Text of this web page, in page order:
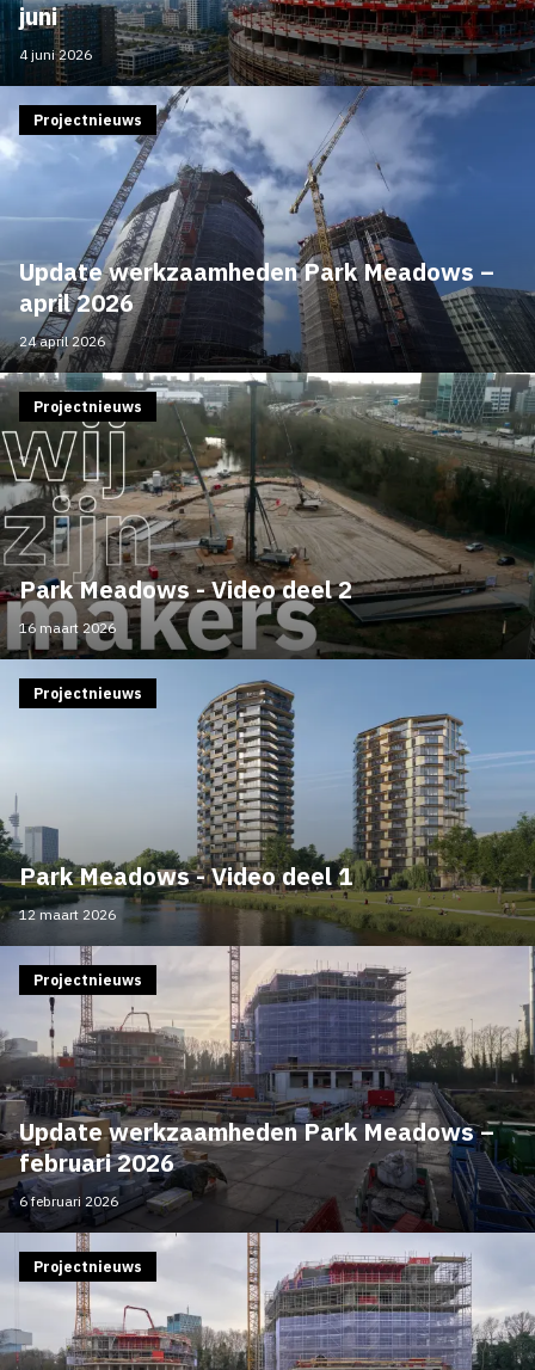
juni
4 juni 2026
Update werkzaamheden Park Meadows –
april 2026
Projectnieuws
24 april 2026
Park Meadows - Video deel 2
Projectnieuws
16 maart 2026
Park Meadows - Video deel 1
Projectnieuws
12 maart 2026
Update werkzaamheden Park Meadows –
februari 2026
Projectnieuws
6 februari 2026
Projectnieuws